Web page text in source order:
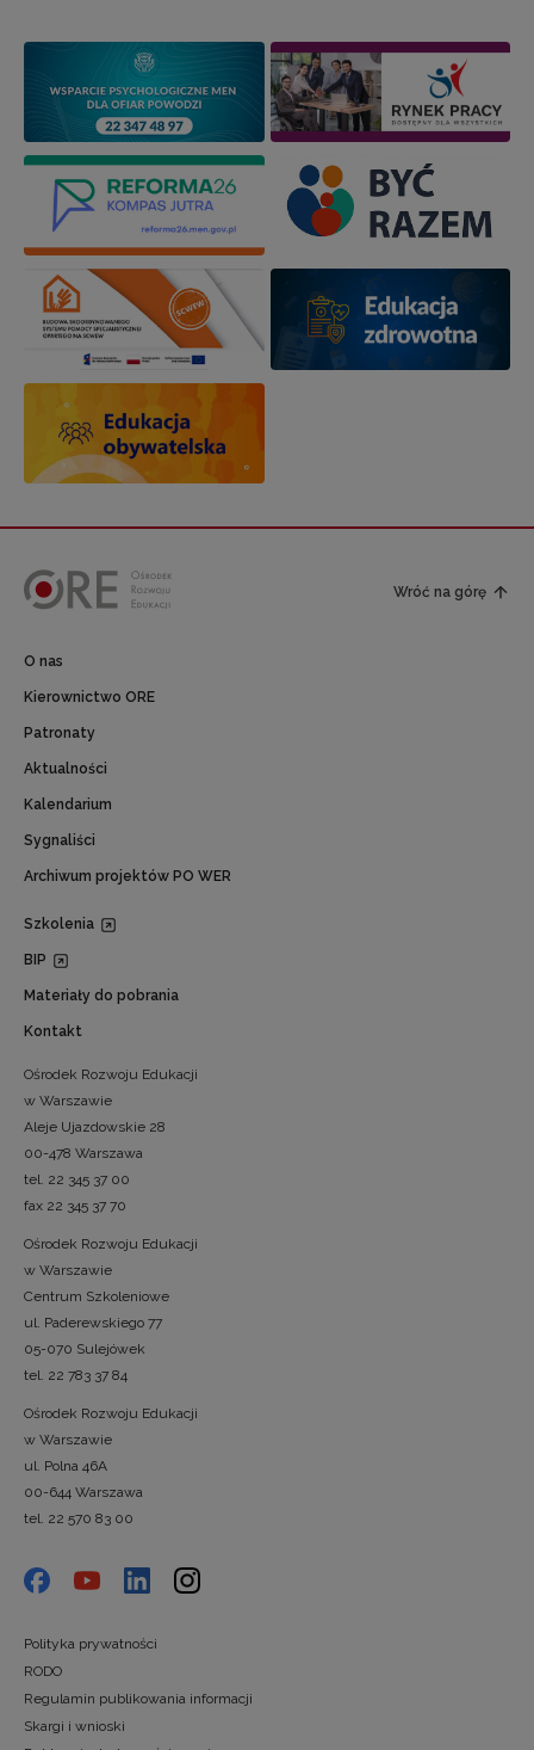
Wróć na górę
O nas
Kierownictwo ORE
Patronaty
Aktualności
Kalendarium
Sygnaliści
Archiwum projektów PO WER
Szkolenia
BIP
Materiały do pobrania
Kontakt
Ośrodek Rozwoju Edukacji
w Warszawie
Aleje Ujazdowskie 28
00-478 Warszawa
tel. 22 345 37 00
fax 22 345 37 70
Ośrodek Rozwoju Edukacji
w Warszawie
Centrum Szkoleniowe
ul. Paderewskiego 77
05-070 Sulejówek
tel. 22 783 37 84
Ośrodek Rozwoju Edukacji
w Warszawie
ul. Polna 46A
00-644 Warszawa
tel. 22 570 83 00
Polityka prywatności
RODO
Regulamin publikowania informacji
Skargi i wnioski